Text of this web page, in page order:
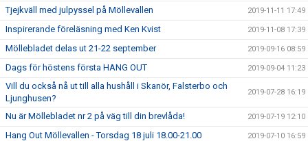
Tjejkväll med julpyssel på Möllevallen 2019-11-11 17:49
Inspirerande föreläsning med Ken Kvist 2019-11-08 17:39
Möllebladet delas ut 21-22 september 2019-09-16 08:59
Dags för höstens första HANG OUT 2019-09-04 11:23
Vill du också nå ut till alla hushåll i Skanör, Falsterbo och
Ljunghusen?
2019-07-28 16:19
Nu är Möllebladet nr 2 på väg till din brevlåda! 2019-07-19 12:10
Hang Out Möllevallen - Torsdag 18 juli 18.00-21.00 2019-07-10 16:59